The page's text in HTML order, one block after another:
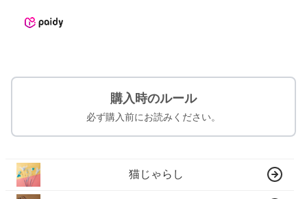
購入時のルール
必ず購入前にお読みください。
猫じゃらし